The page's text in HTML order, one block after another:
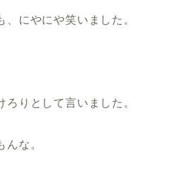
にやにや笑いました。
ろりとして言いました。
んな。